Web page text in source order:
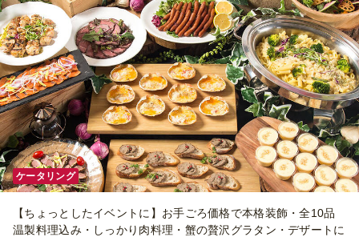
ケータリング
【ちょっとしたイベントに】お手ごろ価格で本格装飾・全10品
温製料理込み・しっかり肉料理・蟹の贅沢グラタン・デザートに